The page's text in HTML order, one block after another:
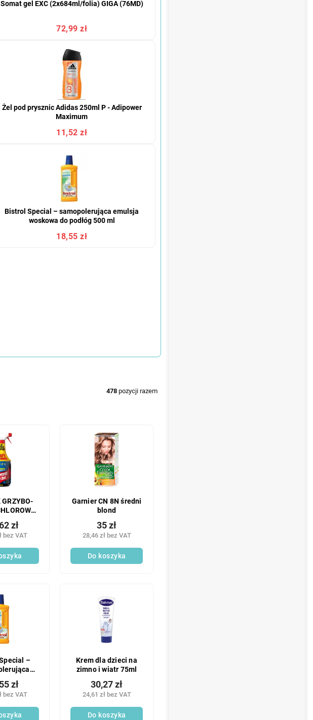
Somat gel EXC (2x684ml/folia) GIGA (76MD)
72,99 zł
Żel pod prysznic Adidas 250ml P - Adipower
Maximum
11,52 zł
Bistrol Special – samopolerująca emulsja
woskowa do podłóg 500 ml
18,55 zł
478 pozycji razem
GRZYBO-
MR0,5
bez VAT
zł
Garnier CN 8N średni
blond
28,46 zł bez VAT
35 zł
Do koszyka
–
do
500 ml
bez VAT
zł
Krem dla dzieci na
zimno i wiatr 75ml
24,61 zł bez VAT
30,27 zł
Do koszyka